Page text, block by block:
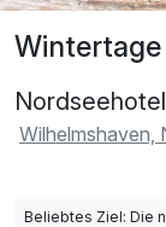
Nordseehotel
Wilhelmshaven,
Beliebtes Ziel: Die